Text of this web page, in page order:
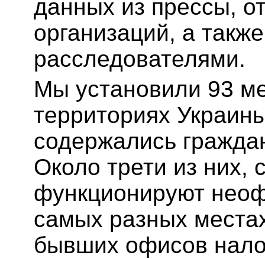
данных из прессы,
организаций, а
расследователями.
Мы установили 93
территориях
содержались
Около трети из них,
функционируют
самых разных
бывших офисов